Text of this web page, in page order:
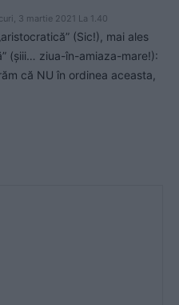
3 martie 2021 La 1.40
(Sic!), mai ales
(șiii… ziua-în-amiaza-mare!):
că NU în ordinea aceasta,